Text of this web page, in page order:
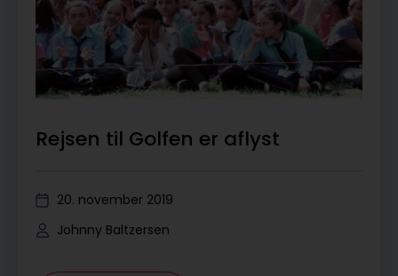
Rejsen til Golfen er aflyst
20. november 2019
Johnny Baltzersen